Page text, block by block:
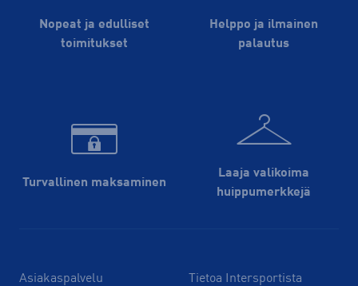
Nopeat ja edulliset
toimitukset
Helppo ja ilmainen
palautus
Turvallinen maksaminen
Laaja valikoima
huippu­merkkejä
Asiakaspalvelu
Tietoa Intersportista